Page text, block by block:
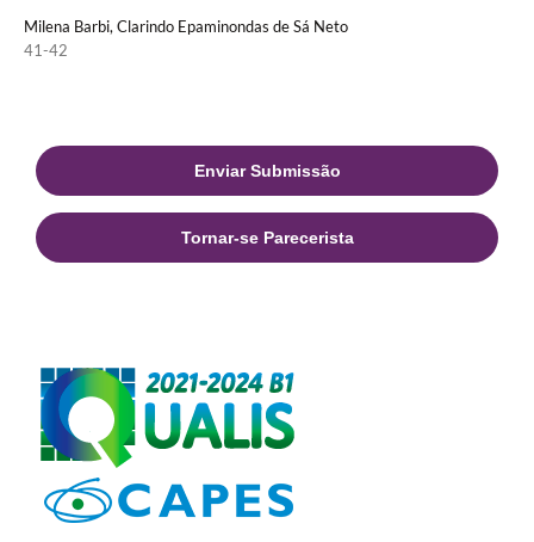
Milena Barbi, Clarindo Epaminondas de Sá Neto
41-42
Enviar Submissão
Tornar-se Parecerista